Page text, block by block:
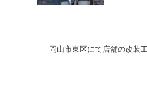
岡山市東区にて店舗の改装